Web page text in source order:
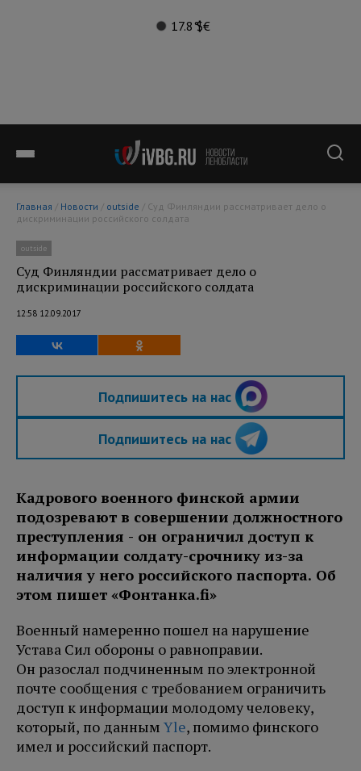
17.8°$€
Главная / Новости / outside
дискриминации российского солдата
outside
Суд Финляндии рассматривает дело о
дискриминации российского солдата
12:58 12.09.2017
Подпишитесь на нас
Подпишитесь на нас
Кадрового военного финской армии
подозревают в совершении должностного
преступления - он ограничил доступ к
информации солдату-срочнику из-за
наличия у него российского паспорта. Об
этом пишет «Фонтанка.fi»
Военный намеренно пошел на нарушение
Устава Сил обороны о равноправии.
Он разослал подчиненным по электронной
почте сообщения с требованием ограничить
доступ к информации молодому человеку,
который, по данным Yle, помимо финского
имел и российский паспорт.